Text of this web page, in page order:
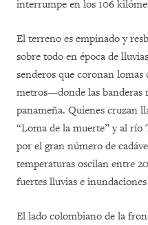
interrumpe en los 106
El terreno es empinado y
sobre todo en época de
senderos que coronan lomas
metros—donde las
panameña. Quienes cruzan
“Loma de la muerte” y al río
por el gran número de
temperaturas oscilan entre
fuertes lluvias e
El lado colombiano de la